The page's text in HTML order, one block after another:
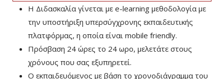
Η Διδασκαλία γίνεται με e-learning μεθοδολογία με
την υποστήριξη υπερσύγχρονης εκπαιδευτικής
πλατφόρμας, η οποία είναι mobile friendly.
Πρόσβαση 24 ώρες το 24 ωρο, μελετάτε στους
χρόνους που σας εξυπηρετεί.
Ο εκπαιδευόμενος με βάση το χρονοδιάγραμμα του